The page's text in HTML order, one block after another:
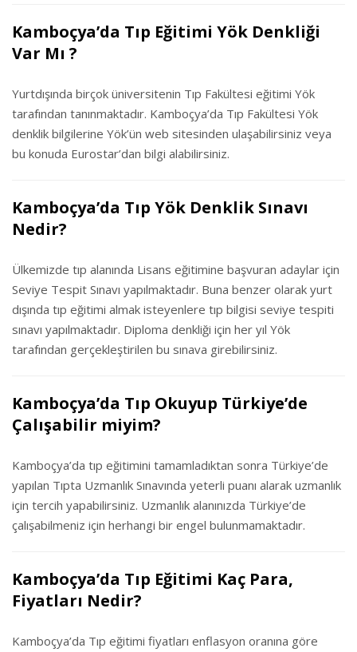
Kamboçya’da Tıp Eğitimi Yök Denkliği
Var Mı ?
Yurtdışında birçok üniversitenin Tıp Fakültesi eğitimi Yök
tarafından tanınmaktadır. Kamboçya’da Tıp Fakültesi Yök
denklik bilgilerine Yök’ün web sitesinden ulaşabilirsiniz veya
bu konuda Eurostar’dan bilgi alabilirsiniz.
Kamboçya’da Tıp Yök Denklik Sınavı
Nedir?
Ülkemizde tıp alanında Lisans eğitimine başvuran adaylar için
Seviye Tespit Sınavı yapılmaktadır. Buna benzer olarak yurt
dışında tıp eğitimi almak isteyenlere tıp bilgisi seviye tespiti
sınavı yapılmaktadır. Diploma denkliği için her yıl Yök
tarafından gerçekleştirilen bu sınava girebilirsiniz.
Kamboçya’da Tıp Okuyup Türkiye’de
Çalışabilir miyim?
Kamboçya’da tıp eğitimini tamamladıktan sonra Türkiye’de
yapılan Tıpta Uzmanlık Sınavında yeterli puanı alarak uzmanlık
için tercih yapabilirsiniz. Uzmanlık alanınızda Türkiye’de
çalışabilmeniz için herhangi bir engel bulunmamaktadır.
Kamboçya’da Tıp Eğitimi Kaç Para,
Fiyatları Nedir?
Kamboçya’da Tıp eğitimi fiyatları enflasyon oranına göre